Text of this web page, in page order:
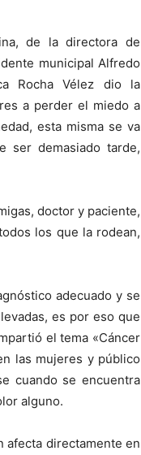
de la directora de
municipal Alfredo
Rocha Vélez dio la
a perder el miedo a
esta misma se va
ser demasiado tarde,
doctor y paciente,
los que la rodean,
adecuado y se
es por eso que
el tema «Cáncer
las mujeres y público
cuando se encuentra
alguno.
afecta directamente en